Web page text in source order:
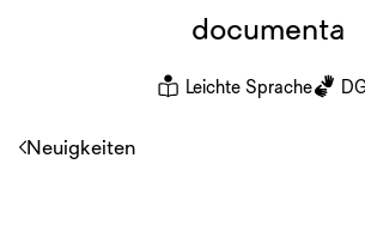
documenta
Leichte Sprache
Neuigkeiten